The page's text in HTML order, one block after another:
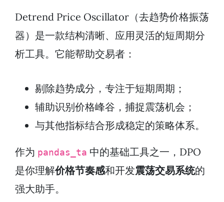
Detrend Price Oscillator（去趋势价格振荡
器）是一款结构清晰、应用灵活的短周期分
析工具。它能帮助交易者：
剔除趋势成分，专注于短期周期；
辅助识别价格峰谷，捕捉震荡机会；
与其他指标结合形成稳定的策略体系。
作为 pandas_ta 中的基础工具之一，DPO
是你理解价格节奏感和开发震荡交易系统的
强大助手。